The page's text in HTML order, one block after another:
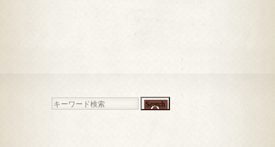
Search